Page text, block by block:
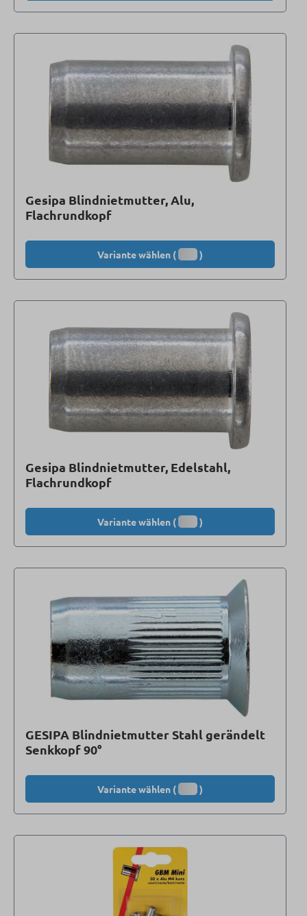
Gesipa Blindnietmutter, Alu,
Flachrundkopf
Variante wählen ( )
Gesipa Blindnietmutter, Edelstahl,
Flachrundkopf
Variante wählen ( )
GESIPA Blindnietmutter Stahl gerändelt
Senkkopf 90°
Variante wählen ( )